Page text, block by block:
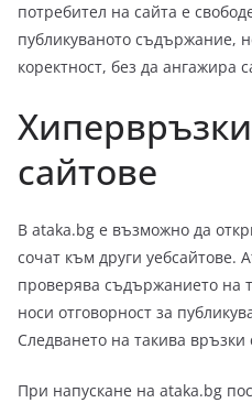
потребител на сайта е
публикуваното съдържание,
коректност, без да ангажира
сайтове
В ataka.bg е възможно да
сочат към други уебсайтове.
проверява съдържанието на
носи отговорност за
Следването на такива
При напускане на ataka.bg